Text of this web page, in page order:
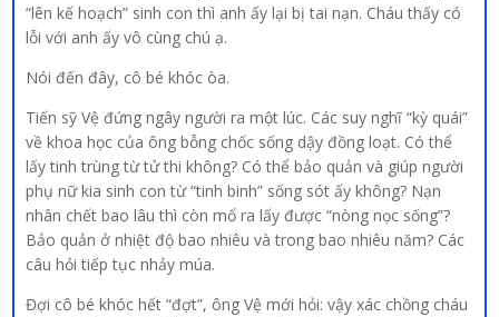
“lên kế hoạch” sinh con thì anh ấy lại bị tai nạn. Cháu thấy có
lỗi với anh ấy vô cùng chú ạ.
Nói đến đây, cô bé khóc òa.
Tiến sỹ Vệ đứng ngây người ra một lúc. Các suy nghĩ “kỳ quái”
về khoa học của ông bỗng chốc sống dậy đồng loạt. Có thể
lấy tinh trùng từ tử thi không? Có thể bảo quản và giúp người
phụ nữ kia sinh con từ “tinh binh” sống sót ấy không? Nạn
nhân chết bao lâu thì còn mổ ra lấy được “nòng nọc sống”?
Bảo quản ở nhiệt độ bao nhiêu và trong bao nhiêu năm? Các
câu hỏi tiếp tục nhảy múa.
Đợi cô bé khóc hết “đợt”, ông Vệ mới hỏi: vậy xác chồng cháu